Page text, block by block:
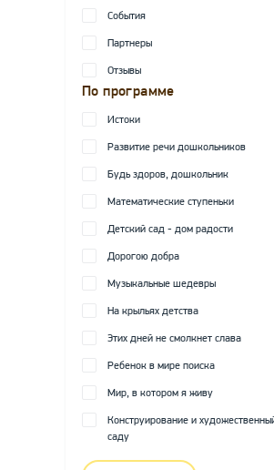
События
Партнеры
Отзывы
По программе
Истоки
Развитие речи дошкольников
Будь здоров, дошкольник
Математические ступеньки
Детский сад - дом радости
Дорогою добра
Музыкальные шедевры
На крыльях детства
Этих дней не смолкнет слава
Ребенок в мире поиска
Мир, в котором я живу
Конструирование и
саду